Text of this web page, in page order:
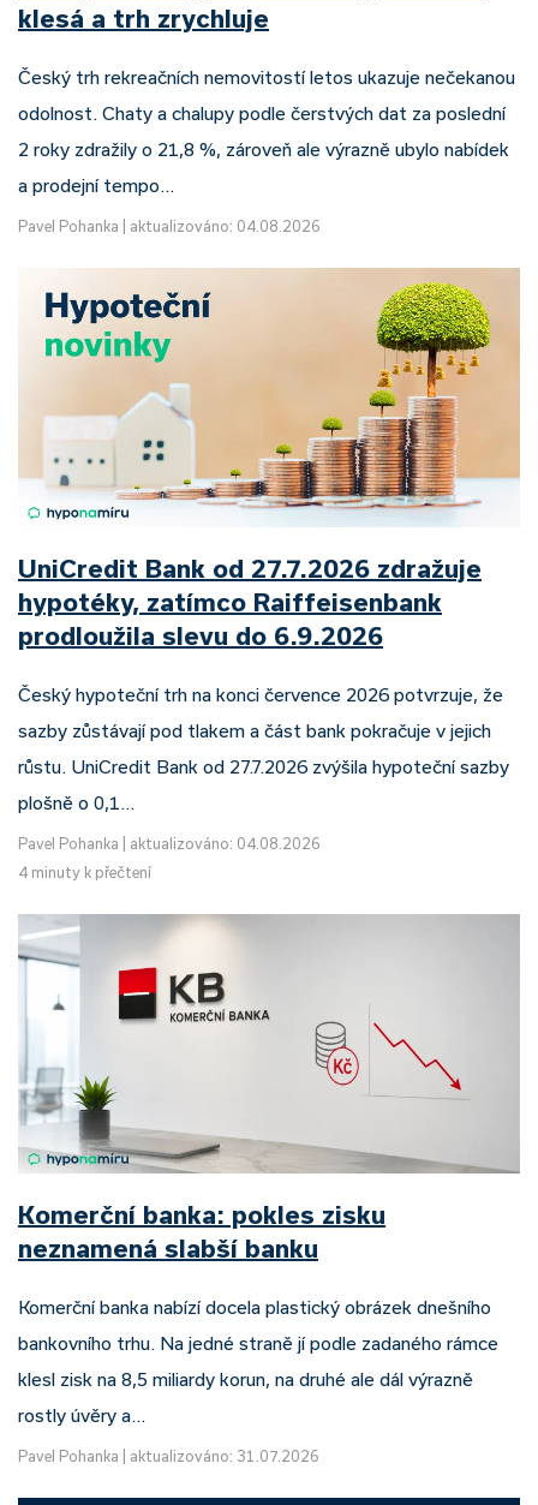
klesá a trh zrychluje
Český trh rekreačních nemovitostí letos ukazuje nečekanou
odolnost. Chaty a chalupy podle čerstvých dat za poslední
2 roky zdražily o 21,8 %, zároveň ale výrazně ubylo nabídek
a prodejní tempo…
Pavel Pohanka aktualizováno: 04.08.2026
UniCredit Bank od 27.7.2026 zdražuje
hypotéky, zatímco Raiffeisenbank
prodloužila slevu do 6.9.2026
Český hypoteční trh na konci července 2026 potvrzuje, že
sazby zůstávají pod tlakem a část bank pokračuje v jejich
růstu. UniCredit Bank od 27.7.2026 zvýšila hypoteční sazby
plošně o 0,1…
Pavel Pohanka
aktualizováno: 04.08.2026
4 minuty k přečtení
Komerční banka: pokles zisku
neznamená slabší banku
Komerční banka nabízí docela plastický obrázek dnešního
bankovního trhu. Na jedné straně jí podle zadaného rámce
klesl zisk na 8,5 miliardy korun, na druhé ale dál výrazně
rostly úvěry a…
Pavel Pohanka aktualizováno: 31.07.2026